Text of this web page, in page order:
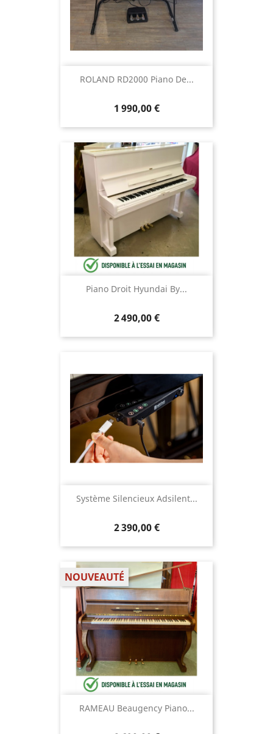
ROLAND RD2000 Piano De...
1 990,00 €
Piano Droit Hyundai By...
2 490,00 €
Système Silencieux Adsilent...
2 390,00 €
RAMEAU Beaugency Piano...
NOUVEAUTÉ